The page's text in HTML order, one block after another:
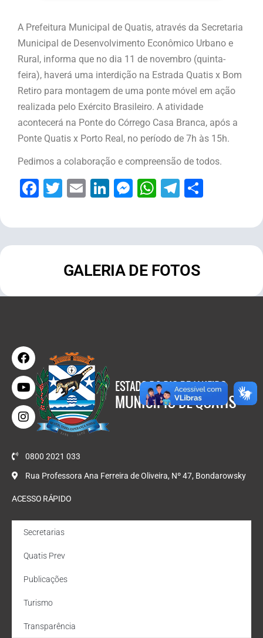
A Prefeitura Municipal de Quatis, através da Secretaria
Municipal de Desenvolvimento Econômico Urbano e
Rural, informa que no dia 11 de novembro (quinta-
feira), haverá uma interdição na Estrada Quatis x Bom
Retiro para montagem de uma ponte móvel em ação
realizada pelo Exército Brasileiro. A atividade
acontecerá na Ponte do Córrego Casa Branca, após a
Ponte Quatis x Porto Real, no período de 7h às 15h.
Pedimos a colaboração e compreensão de todos.
Facebook
Twitter
EmailLinkedIn
Messenger
WhatsApp
Telegram
GALERIA DE FOTOS
0800 2021 033
Rua Professora Ana Ferreira de Oliveira, Nº 47, Bondarowsky
ACESSO RÁPIDO
Secretarias
Quatis Prev
Publicações
Turismo
Transparência